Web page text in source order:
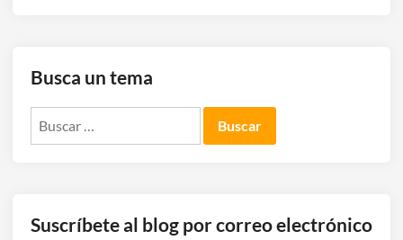
Busca un tema
Suscríbete al blog por correo electrónico